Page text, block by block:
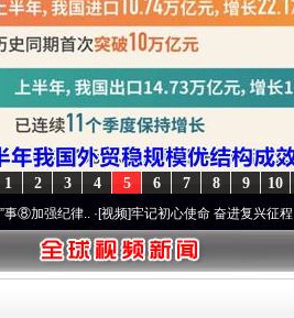
10
9
8
7
6
5
4
3
2
1
..·[视频]牢记初心使命 奋进复兴征程丨“转折之城